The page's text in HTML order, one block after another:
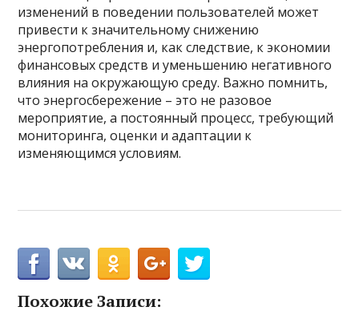
изменений в поведении пользователей может
привести к значительному снижению
энергопотребления и, как следствие, к экономии
финансовых средств и уменьшению негативного
влияния на окружающую среду. Важно помнить,
что энергосбережение – это не разовое
мероприятие, а постоянный процесс, требующий
мониторинга, оценки и адаптации к
изменяющимся условиям.
Похожие Записи: